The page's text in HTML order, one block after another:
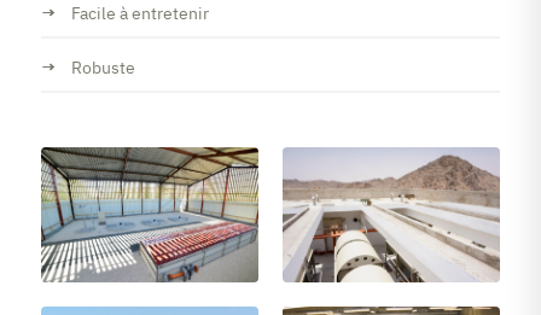
Facile à entretenir
Robuste